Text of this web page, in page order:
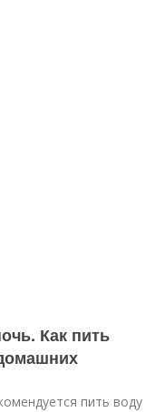
Как пить
пить воду